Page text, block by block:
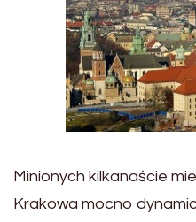
Minionych kilkanaście
Krakowa mocno